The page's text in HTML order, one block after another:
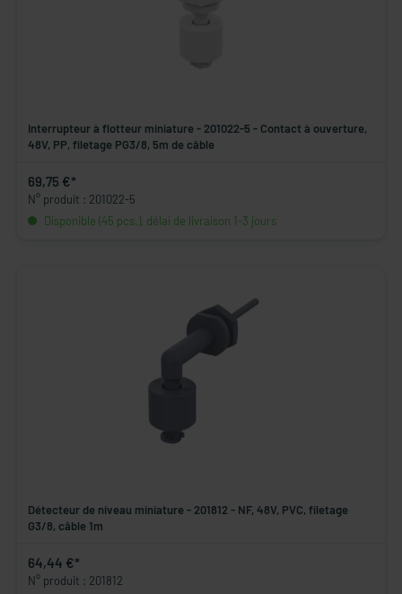
Interrupteur à flotteur miniature - 201022-5 - Contact à ouverture,
48V, PP, filetage PG3/8, 5m de câble
69,75 €*
N° produit : 201022-5
Disponible (45 pcs.), délai de livraison 1-3 jours
Détecteur de niveau miniature - 201812 - NF, 48V, PVC, filetage
G3/8, câble 1m
64,44 €*
N° produit : 201812